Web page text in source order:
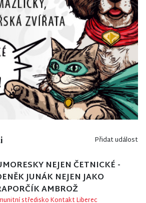
Přidat událost
NEJEN ČETNICKÉ -
JUNÁK NEJEN JAKO
AMBROŽ
středisko Kontakt Liberec